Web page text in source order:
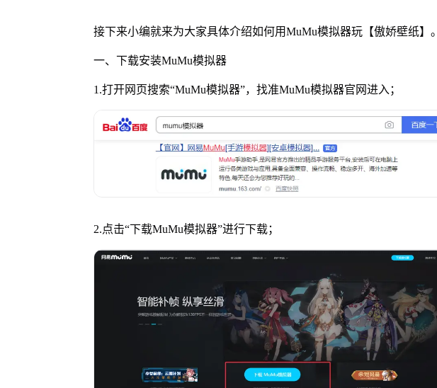
接下来小编就来为大家具体介绍如何用MuMu模拟器玩【傲娇壁纸】。
一、下载安装MuMu模拟器
1.打开网页搜索“MuMu模拟器”，找准MuMu模拟器官网进入；
2.点击“下载MuMu模拟器”进行下载；